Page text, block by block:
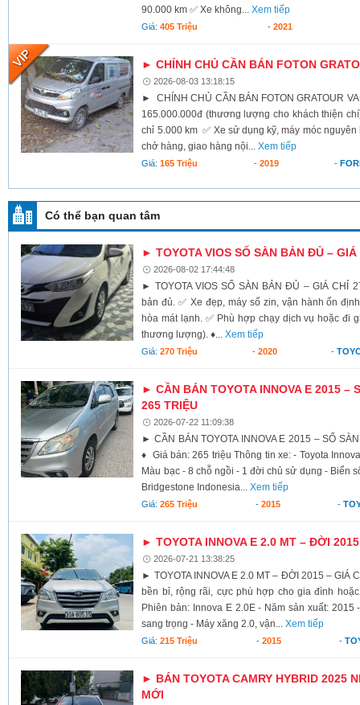
90.000 km ✅ Xe không...Xem tiếp
Giá:405 Triệu - 2021
► CHÍNH CHỦ CẦN BÁN FOTON
2026-08-03 13:18:15
► CHÍNH CHỦ CẦN BÁN FOTON GRATOUR
165.000.000đ (thương lượng cho khách thiện
chỉ 5.000 km ✅ Xe sử dụng kỹ, máy móc
chở hàng, giao hàng nội...Xem tiếp
Giá:165 Triệu - 2019 -
Có thể bạn quan tâm
► TOYOTA VIOS SỐ SÀN BẢN ĐỦ – GIÁ
2026-08-02 17:44:48
► TOYOTA VIOS SỐ SÀN BẢN ĐỦ – GIÁ CHỈ
bản đủ. ✅ Xe đẹp, máy số zin, vận hành ổn
hòa mát lạnh. ✅ Phù hợp chạy dịch vụ hoặc đi
thương lượng). ♦...Xem tiếp
Giá:270 Triệu - 2020 -
► CẦN BÁN TOYOTA INNOVA E 2015 –
265 TRIỆU
2026-07-22 11:09:38
► CẦN BÁN TOYOTA INNOVA E 2015 – SỐ
♦ Giá bán: 265 triệu Thông tin xe: - Toyota
Màu bạc - 8 chỗ ngồi - 1 đời chủ sử dụng - Biển
Bridgestone Indonesia...Xem tiếp
Giá:265 Triệu - 2015 -
► TOYOTA INNOVA E 2.0 MT – ĐỜI
2026-07-21 13:38:25
► TOYOTA INNOVA E 2.0 MT – ĐỜI 2015 – GIÁ
bền bỉ, rộng rãi, cực phù hợp cho gia đình
Phiên bản: Innova E 2.0E - Năm sản xuất: 2015
sang trọng - Máy xăng 2.0, vận...Xem tiếp
Giá:215 Triệu - 2015 -
► BÁN TOYOTA CAMRY HYBRID 2025
MỚI